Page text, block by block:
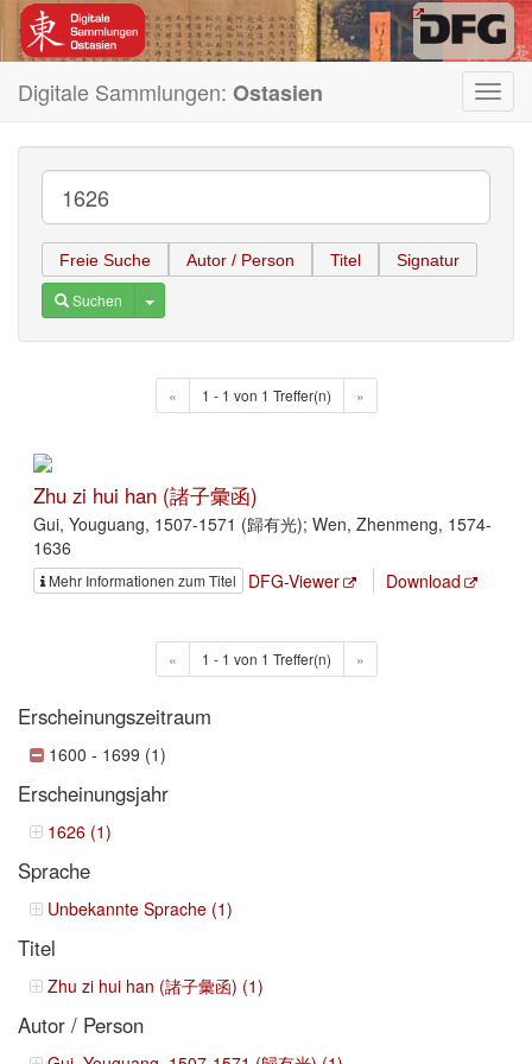
Digitale Sammlungen: Ostasien
Freie Suche Autor / Person Titel Signatur
Suchen Toggle Dropdown
« 1 - 1 von 1 Treffer(n) »
Zhu zi hui han (諸子彙函)
Gui, Youguang, 1507-1571 (歸有光); Wen, Zhenmeng, 1574-
1636
Mehr Informationen zum Titel DFG-Viewer Download
« 1 - 1 von 1 Treffer(n) »
Erscheinungszeitraum
1600 - 1699 (1)
Erscheinungsjahr
1626 (1)
Sprache
Unbekannte Sprache (1)
Titel
Zhu zi hui han (諸子彙函) (1)
Autor / Person